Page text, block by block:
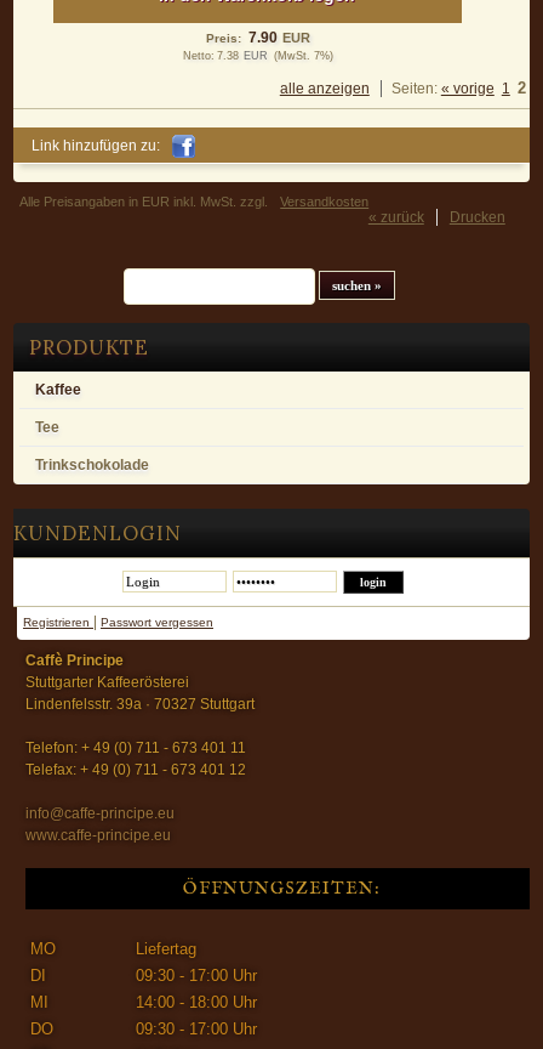
PRODUKTE
Kaffee
Tee
Trinkschokolade
KUNDENLOGIN
Registrieren | Passwort vergessen
Caffè Principe
Stuttgarter Kaffeerösterei
Lindenfelsstr. 39a · 70327 Stuttgart
Telefon: + 49 (0) 711 - 673 401 11
Telefax: + 49 (0) 711 - 673 401 12
info@caffe-principe.eu
www.caffe-principe.eu
ÖFFNUNGSZEITEN:
MO
Liefertag
DI
09:30 - 17:00 Uhr
MI
14:00 - 18:00 Uhr
DO
09:30 - 17:00 Uhr
Preis: 7.90 EUR
Netto: 7.38 EUR (MwSt. 7%)
alle anzeigen Seiten: « vorige 1 2
Link hinzufügen zu:
Alle Preisangaben in EUR inkl. MwSt. zzgl. Versandkosten
Drucken
« zurück